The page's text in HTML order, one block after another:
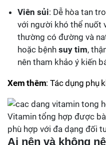
Viên sủi: Dễ hòa tan
với người khó thể nuốt
thường có đường và
hoặc bệnh suy tim,
nên tham khảo ý kiến
Xem thêm: Tác dụng phụ
Vitamin tổng hợp được
phù hợp với đa dạng đối
Ai nên và không